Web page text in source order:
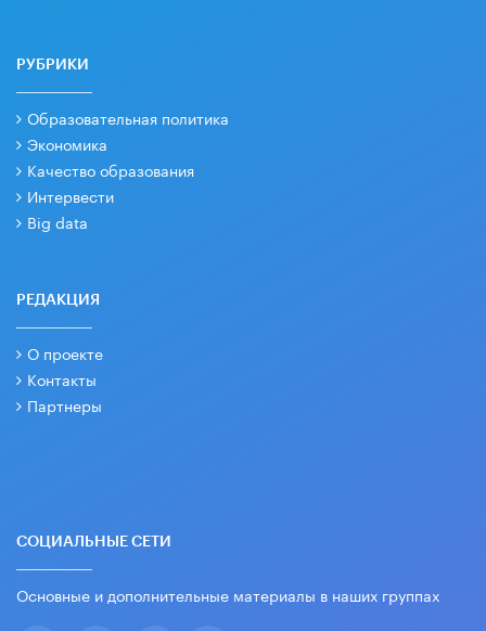
РУБРИКИ
Образовательная политика
Экономика
Качество образования
Интервести
Big data
РЕДАКЦИЯ
О проекте
Контакты
Партнеры
СОЦИАЛЬНЫЕ СЕТИ
Основные и дополнительные материалы в наших группах